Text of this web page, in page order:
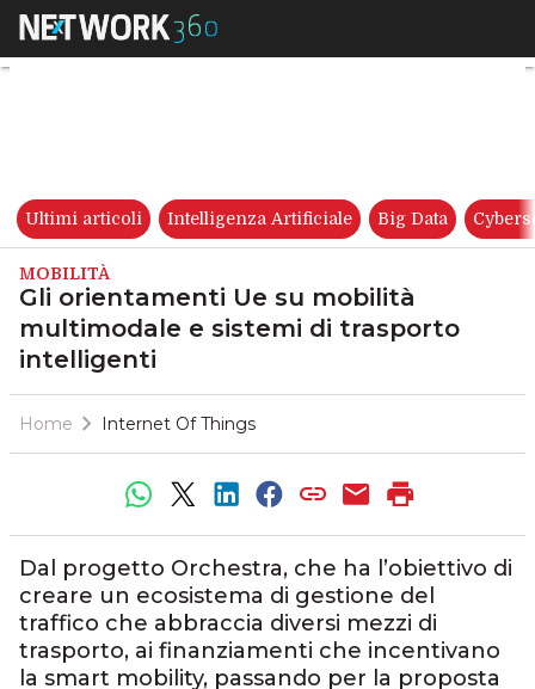
Gli orientamenti Ue su
Ultimi articoli Intelligenza Artificiale Big Data
MOBILITÀ
Gli orientamenti Ue su mobilità
multimodale e sistemi di trasporto
intelligenti
Home Internet Of Things
Dal progetto Orchestra, che ha l’obiettivo di
creare un ecosistema di gestione del
traffico che abbraccia diversi mezzi di
trasporto, ai finanziamenti che incentivano
la smart mobility, passando per la proposta